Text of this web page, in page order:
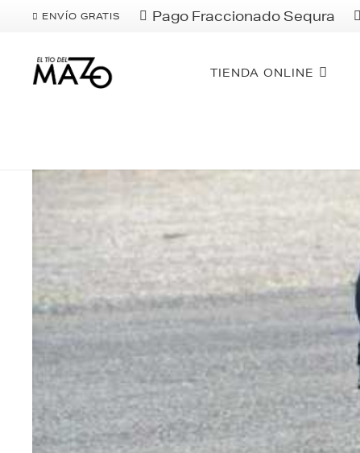
ENVÍO GRATIS Pago Fraccionado Sequra
TIENDA ONLINE